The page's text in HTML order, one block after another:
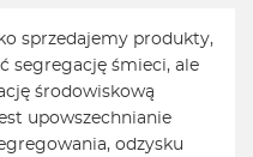
sprzedajemy produkty,
segregację śmieci, ale
środowiskową
upowszechnianie
odzysku